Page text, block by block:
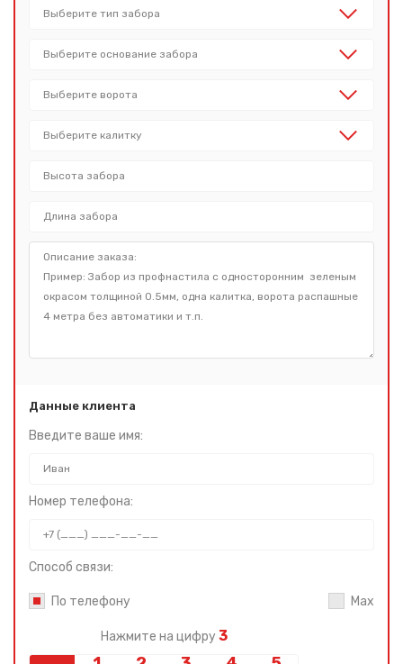
Данные клиента
Введите ваше имя:
Номер телефона:
Способ связи:
По телефону Max
Нажмите на цифру 3